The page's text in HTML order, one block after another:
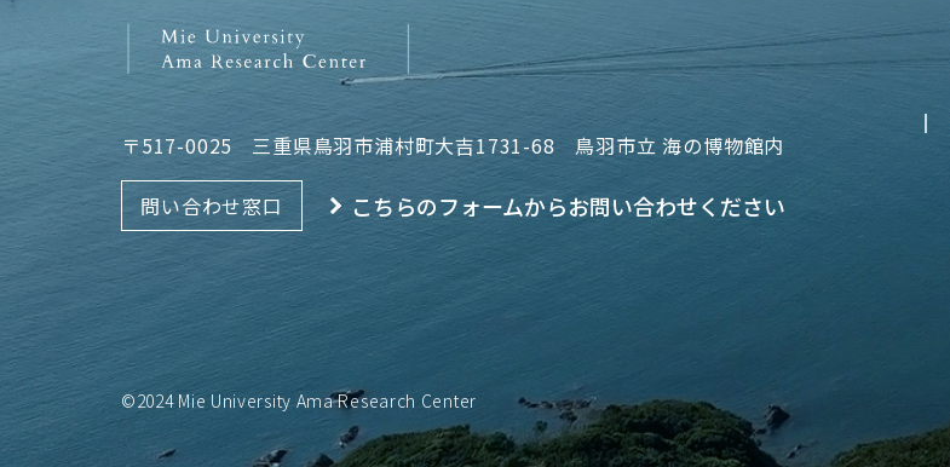
〒517-0025 三重県鳥羽市浦村町大吉1731-68 鳥羽市立 海の博物館内
問い合わせ窓口 こちらのフォームからお問い合わせください
©2024 Mie University Ama Research Center